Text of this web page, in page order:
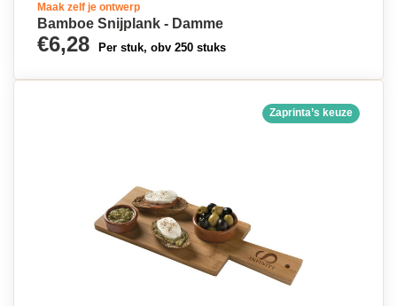
Maak zelf je ontwerp
Bamboe Snijplank - Damme
€6,28 Per stuk, obv 250 stuks
Zaprinta’s keuze